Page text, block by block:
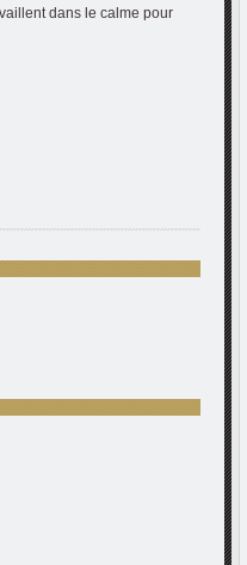
dans le calme pour